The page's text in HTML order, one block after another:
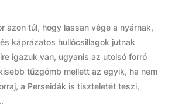
azon túl, hogy lassan vége a nyárnak,
káprázatos hullócsillagok jutnak
igazuk van, ugyanis az utolsó forró
tűzgömb mellett az egyik, ha nem
a Perseidák is tiszteletét teszi,